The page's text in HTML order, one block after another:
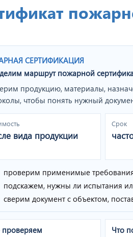
СЕРТИФИКАЦИЯ
маршрут пожарной
продукцию, материалы,
чтобы понять нужный
вида продукции
Срок
проверим применимые
подскажем, нужны ли испытания
сверим документ с объектом,
проверяем
Что